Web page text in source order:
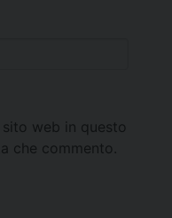
web in questo
che commento.